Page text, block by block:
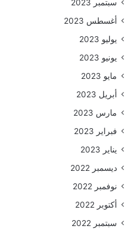
سبتمبر 2023
أغسطس 2023
يوليو 2023
يونيو 2023
مايو 2023
أبريل 2023
مارس 2023
فبراير 2023
يناير 2023
ديسمبر 2022
نوفمبر 2022
أكتوبر 2022
سبتمبر 2022